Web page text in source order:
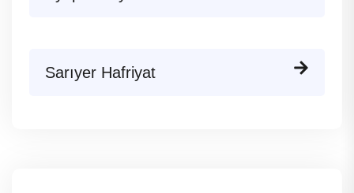
Sarıyer Hafriyat